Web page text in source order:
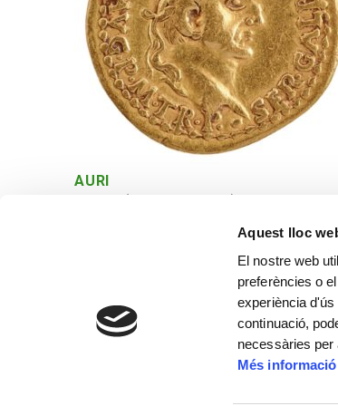
Aquest lloc
El nostre web
preferències o
experiència
continuació,
necessàries per
Més informació
AURI
Tàrraco (actual Tarragona). 68 dC